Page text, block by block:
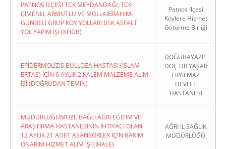
PATNOS İLÇESI TCK MEYDANDAĞI, TCK
ÇIMENLI, ARMUTLU VE MOLLAIBRAHIM-
GÜNBELI GRUP KÖY YOLLARI BSK ASFALT
YOL YAPIM İŞI (KHGB)
Patnos İlçesi
Köylere Hizmet
Götürme Birliği
EPİDERMOLİZİS BULLOZA HASTASI (İSLAM
ERTAŞ) İÇİN 6 AYLIK 2 KALEM MALZEME ALIM
İŞİ (DOĞRUDAN TEMIN)
DOĞUBAYAZIT
DOÇ DR.YAŞAR
ERYILMAZ
DEVLET
HASTANESİ
MÜDÜRLÜĞÜMÜZE BAĞLI AĞRI EĞİTİM VE
ARAŞTIRMA HASTANESİNİN İHTİYACI OLAN
12 AYLIK 21 ADET ASANSÖRLER İÇİN BAKIM
ONARIM HİZMET ALIM İŞİ (İHALE)
AĞRI İL SAĞLIK
MÜDÜRLÜĞÜ